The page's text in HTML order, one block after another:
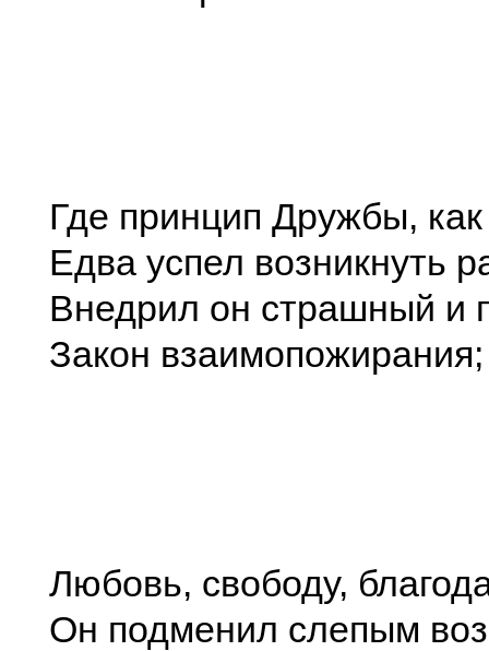
Где принцип Дружбы, как
Едва успел возникнуть
Внедрил он страшный и
Закон взаимопожирания;
Любовь, свободу,
Он подменил слепым